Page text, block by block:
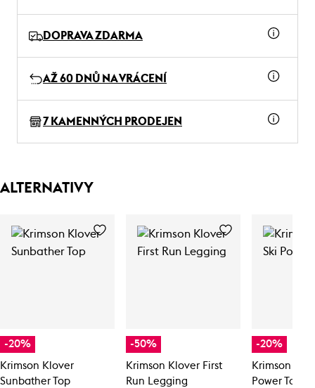
DOPRAVA ZDARMA
AŽ 60 DNŮ NA VRÁCENÍ
7 KAMENNÝCH PRODEJEN
ALTERNATIVY
-20%
Krimson Klover
Sunbather Top
-50%
Krimson Klover First
Run Legging
-20%
Krimson
Power Top